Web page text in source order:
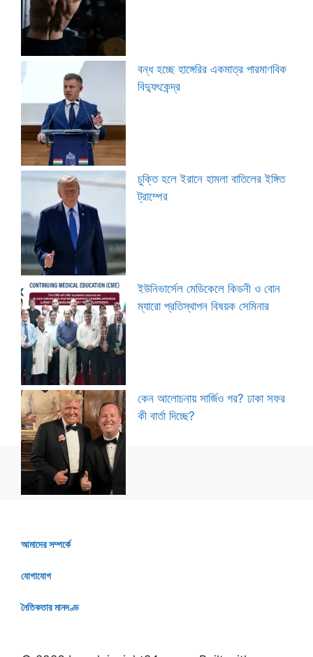
বন্ধ হচ্ছে হাঙ্গেরির একমাত্র পারমাণবিক
বিদ্যুৎকেন্দ্র
চুক্তি হলে ইরানে হামলা বাতিলের ইঙ্গিত
ট্রাম্পের
ইউনিভার্সেল মেডিকেলে কিডনী ও বোন
ম্যারো প্রতিস্থাপন বিষয়ক সেমিনার
কেন আলোচনায় সার্জিও গর? ঢাকা সফর
কী বার্তা দিচ্ছে?
আমাদের সম্পর্কে
যোগাযোগ
নৈতিকতার মানদণ্ড